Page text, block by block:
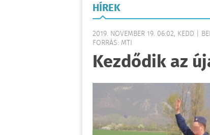
HÍREK
2019. NOVEMBER 19. 06:02, KEDD |
FORRÁS: MTI
Kezdődik az